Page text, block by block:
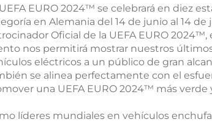
EURO 2024™ se celebrará en diez
en Alemania del 14 de junio al 14 de
Oficial de la UEFA EURO
nos permitirá mostrar nuestros
eléctricos a un público de gran
se alinea perfectamente con el
una UEFA EURO 2024™ más verde
líderes mundiales en vehículos